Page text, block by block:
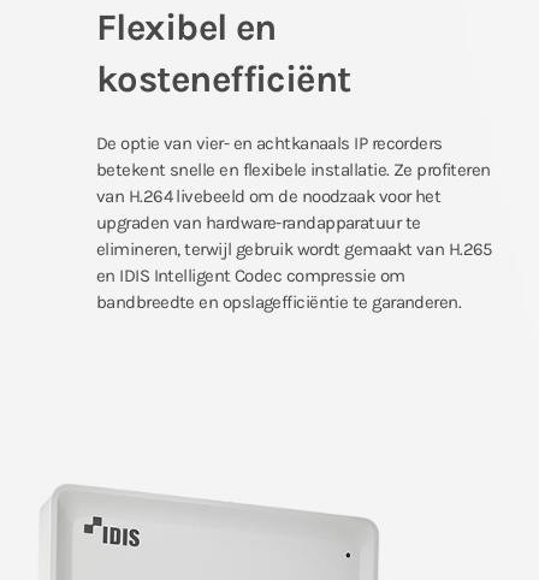
Flexibel en
kostenefficiënt
De optie van vier- en achtkanaals IP recorders
betekent snelle en flexibele installatie. Ze profiteren
van H.264 livebeeld om de noodzaak voor het
upgraden van hardware-randapparatuur te
elimineren, terwijl gebruik wordt gemaakt van H.265
en IDIS Intelligent Codec compressie om
bandbreedte en opslagefficiëntie te garanderen.